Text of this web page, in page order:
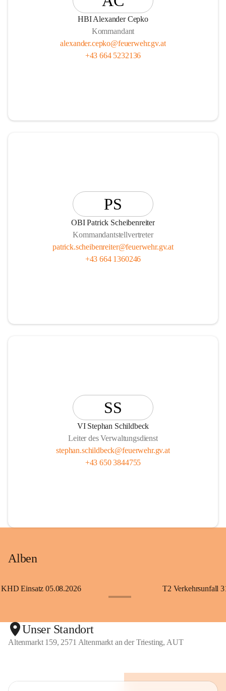
HBI Alexander Cepko
Kommandant
alexander.cepko@feuerwehr.gv.at
+43 664 5232136
PS
OBI Patrick Scheibenreiter
Kommandantstellvertreter
patrick.scheibenreiter@feuerwehr.gv.at
+43 664 1360246
SS
VI Stephan Schildbeck
Leiter des Verwaltungsdienst
stephan.schildbeck@feuerwehr.gv.at
+43 650 3844755
Alben
KHD Einsatz 05.08.2026 T2 Verkehrsunfall
Unser Standort
Altenmarkt 159, 2571 Altenmarkt an der Triesting, AUT